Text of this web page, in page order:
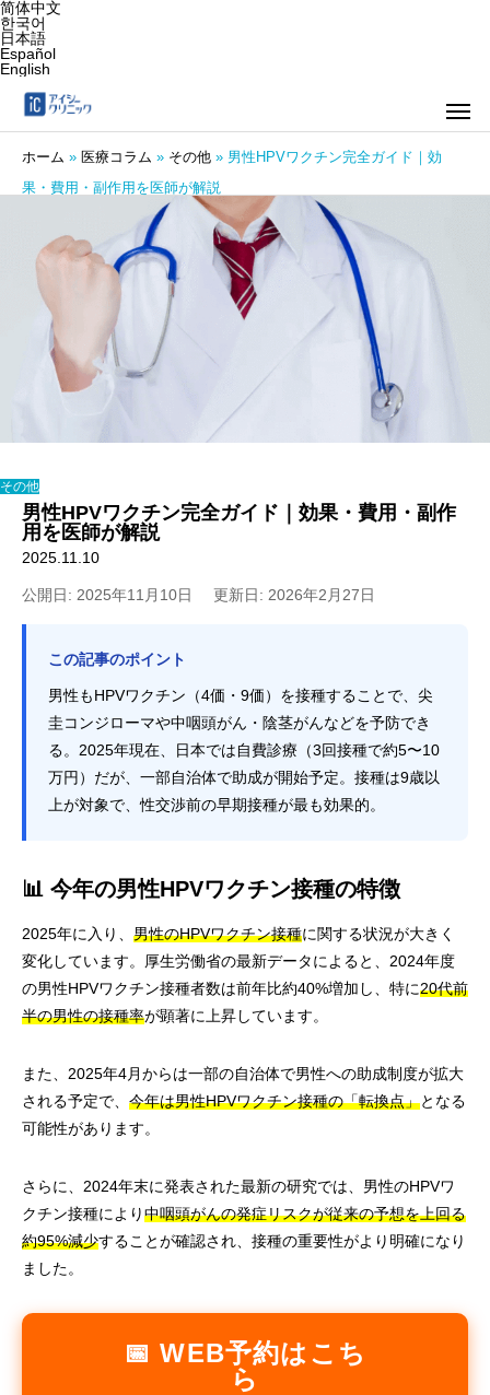
简体中文
한국어
日本語
Español
English
ホーム » 医療コラム » その他 » 男性HPVワクチン完全ガイド｜効
果・費用・副作用を医師が解説
その他
男性HPVワクチン完全ガイド｜効果・費用・副作
用を医師が解説
2025.11.10
公開日: 2025年11月10日 更新日: 2026年2月27日
この記事のポイント
男性もHPVワクチン（4価・9価）を接種することで、尖
圭コンジローマや中咽頭がん・陰茎がんなどを予防でき
る。2025年現在、日本では自費診療（3回接種で約5〜10
万円）だが、一部自治体で助成が開始予定。接種は9歳以
上が対象で、性交渉前の早期接種が最も効果的。
📊 今年の男性HPVワクチン接種の特徴
2025年に入り、 男性のHPVワクチン接種に関する状況が大きく
変化しています。厚生労働省の最新データによると、2024年度
の男性HPVワクチン接種者数は前年比約40%増加し、特に20代前
半の男性の接種率が顕著に上昇しています。
また、2025年4月からは一部の自治体で男性への助成制度が拡大
される予定で、 今年は男性HPVワクチン接種の「転換点」となる
可能性があります。
さらに、2024年末に発表された最新の研究では、男性のHPVワ
クチン接種により中咽頭がんの発症リスクが従来の予想を上回る
約95%減少することが確認され、接種の重要性がより明確になり
ました。
📅 WEB予約はこち
ら